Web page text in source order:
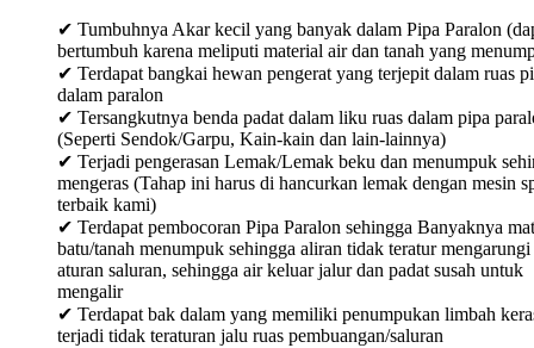
✔ Tumbuhnya Akar kecil yang banyak dalam Pipa Paralon
bertumbuh karena meliputi material air dan tanah yang
✔ Terdapat bangkai hewan pengerat yang terjepit dalam ruas
dalam paralon
✔ Tersangkutnya benda padat dalam liku ruas dalam pipa
(Seperti Sendok/Garpu, Kain-kain dan lain-lainnya)
✔ Terjadi pengerasan Lemak/Lemak beku dan menumpuk
mengeras (Tahap ini harus di hancurkan lemak dengan mesin
terbaik kami)
✔ Terdapat pembocoran Pipa Paralon sehingga Banyaknya
batu/tanah menumpuk sehingga aliran tidak teratur mengarungi
aturan saluran, sehingga air keluar jalur dan padat susah untuk
mengalir
✔ Terdapat bak dalam yang memiliki penumpukan limbah
terjadi tidak teraturan jalu ruas pembuangan/saluran